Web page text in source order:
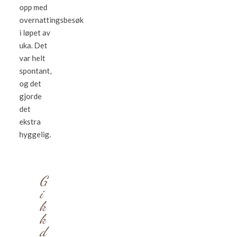
opp med
overnattingsbesøk
i løpet av
uka. Det
var helt
spontant,
og det
gjorde
det
ekstra
hyggelig.
G
i
k
k
d